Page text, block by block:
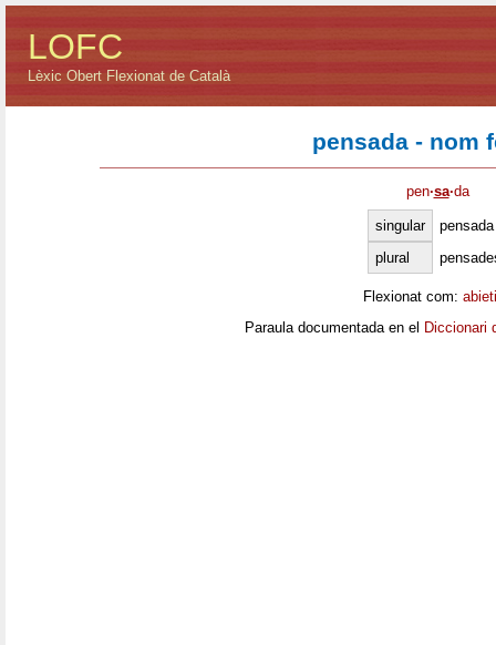
LOFC
Lèxic Obert Flexionat de Català
pensada - nom
pen·sa·da
singular
pensada
plural
Flexionat com:
Paraula documentada en el Diccionari